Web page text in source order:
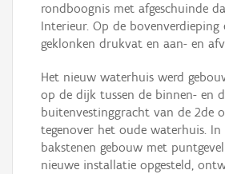
rondboognis met afgeschuinde
Interieur. Op de bovenverdieping
geklonken drukvat en aan- en
Het nieuw waterhuis werd
op de dijk tussen de binnen- en
buitenvestinggracht van de 2de
tegenover het oude waterhuis. In
bakstenen gebouw met
nieuwe installatie opgesteld,